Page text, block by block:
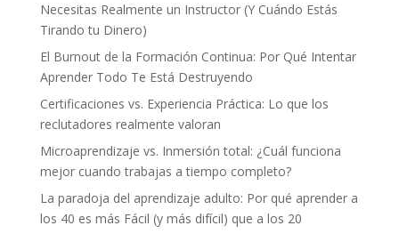
Necesitas Realmente un Instructor (Y Cuándo Estás
Tirando tu Dinero)
El Burnout de la Formación Continua: Por Qué Intentar
Aprender Todo Te Está Destruyendo
Certificaciones vs. Experiencia Práctica: Lo que los
reclutadores realmente valoran
Microaprendizaje vs. Inmersión total: ¿Cuál funciona
mejor cuando trabajas a tiempo completo?
La paradoja del aprendizaje adulto: Por qué aprender a
los 40 es más Fácil (y más difícil) que a los 20